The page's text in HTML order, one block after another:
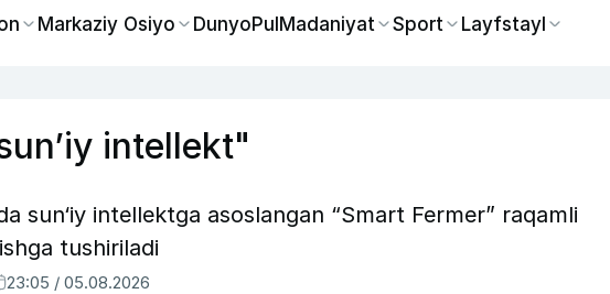
Markaziy Osiyo DunyoPulMadaniyat Sport Layfstayl
intellekt"
sun‘iy intellektga asoslangan “Smart Fermer” raqamli
tushiriladi
23:05 / 05.08.2026